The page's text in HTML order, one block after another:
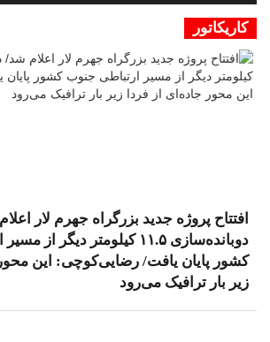
کاریکاتور
افتتاح پروژه جدید بزرگراه جهرم لار
دوبانده‌سازی ۱۱.۵ کیلومتر دیگر
کشور پایان یافت/ رضایی‌کوچی: این محور
زیر بار ترافیک می‌رود